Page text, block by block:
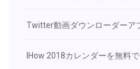
Twitter動画ダウンローダーア
IHow 2018カレンダーを無料